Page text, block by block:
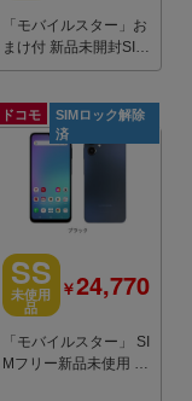
「モバイルスター」お
まけ付 新品未開封SIM
フリーiPhone16e 128
ドコモ
SIMロック解除
済
SS
未使用
品
￥24,770
「モバイルスター」 SI
Mフリー新品未使用 G